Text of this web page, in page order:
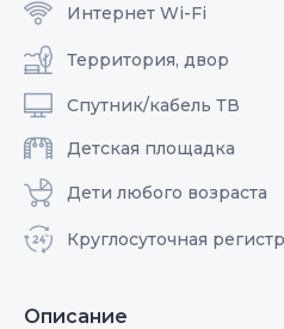
Интернет Wi-Fi
Территория, двор
Спутник/кабель ТВ
Детская площадка
Дети любого возраста
Круглосуточная
Описание